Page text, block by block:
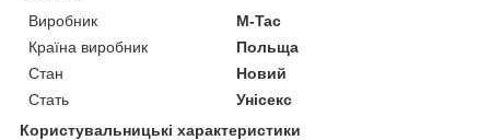
Виробник
M-Tac
Країна виробник
Польща
Стан
Новий
Стать
Унісекс
Користувальницькі характеристики